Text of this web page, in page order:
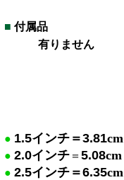
■ 付属品
りません
1.5インチ＝3.81cm
2.0インチ ＝ 5.08cm
2.5インチ＝6.35cm